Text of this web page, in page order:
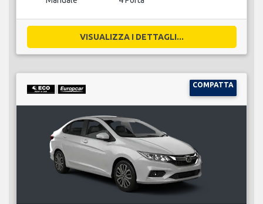
VISUALIZZA I DETTAGLI...
COMPATTA